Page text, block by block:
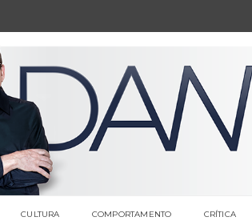
CULTURA COMPORTAMENTO CRÍTICA